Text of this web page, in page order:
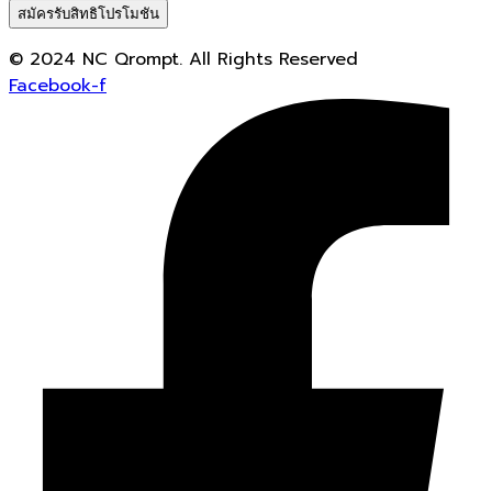
สมัครรับสิทธิโปรโมชัน
© 2024 NC Qrompt. All Rights Reserved
Facebook-f